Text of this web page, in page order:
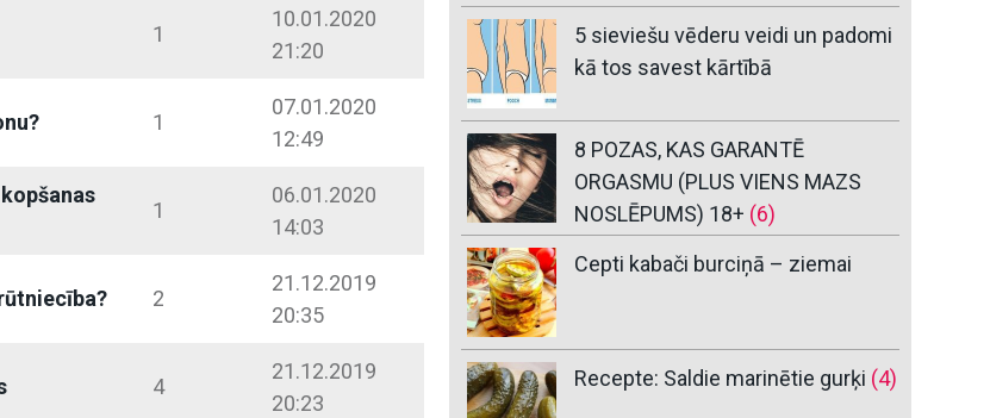
1
10.01.2020
21:20
1
07.01.2020
12:49
1
06.01.2020
14:03
2
21.12.2019
20:35
4
21.12.2019
20:23
5 sieviešu vēderu veidi un padomi
kā tos savest kārtībā
8 POZAS, KAS GARANTĒ
ORGASMU (PLUS VIENS MAZS
NOSLĒPUMS) 18+ (6)
Cepti kabači burciņā – ziemai
Recepte: Saldie marinētie gurķi (4)